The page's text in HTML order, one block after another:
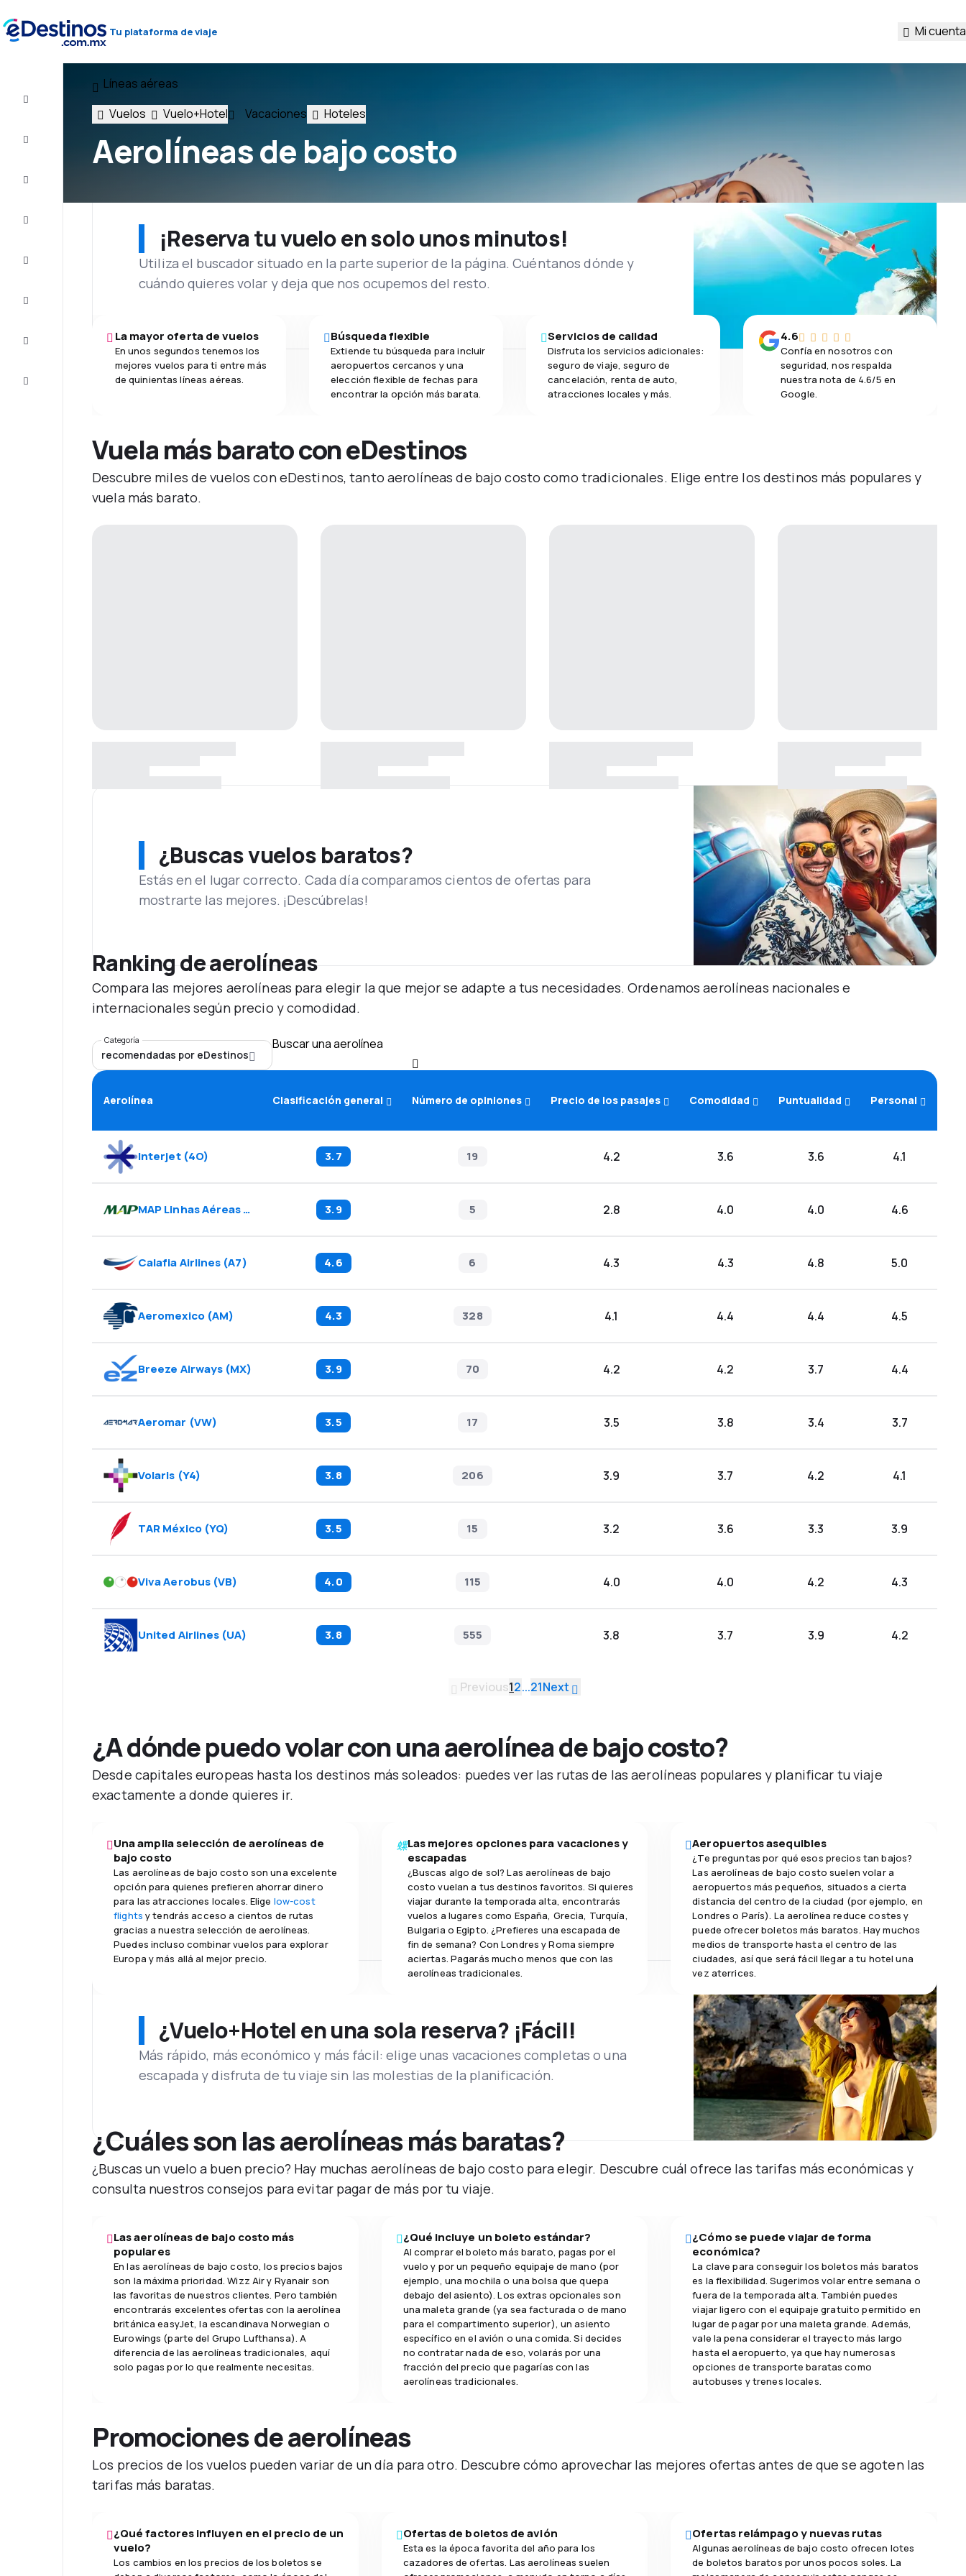
Tu plataforma de viaje Mi cuenta
Líneas aéreas
Aerolíneas de bajo costo
Vuelos Vuelo+Hotel Vacaciones Hoteles
¡Reserva tu vuelo en solo unos minutos!
Utiliza el buscador situado en la parte superior de la página. Cuéntanos dónde y
cuándo quieres volar y deja que nos ocupemos del resto.
La mayor oferta de vuelos
En unos segundos tenemos los
mejores vuelos para ti entre más
de quinientas líneas aéreas.
Búsqueda flexible
Extiende tu búsqueda para incluir
aeropuertos cercanos y una
elección flexible de fechas para
encontrar la opción más barata.
Servicios de calidad
Disfruta los servicios adicionales:
seguro de viaje, seguro de
cancelación, renta de auto,
atracciones locales y más.
4.6
Confía en nosotros con
seguridad, nos respalda
nuestra nota de 4.6/5 en
Google.
Vuela más barato con eDestinos
Descubre miles de vuelos con eDestinos, tanto aerolíneas de bajo costo como tradicionales. Elige entre los destinos más populares y
vuela más barato.
¿Buscas vuelos baratos?
Estás en el lugar correcto. Cada día comparamos cientos de ofertas para
mostrarte las mejores. ¡Descúbrelas!
Ranking de aerolíneas
Compara las mejores aerolíneas para elegir la que mejor se adapte a tus necesidades. Ordenamos aerolíneas nacionales e
internacionales según precio y comodidad.
Categoría
recomendadas por eDestinos
Buscar una aerolínea
Aerolínea Clasificación general Número de opiniones Precio de los pasajes Comodidad Puntualidad Personal
Interjet(4O) 3.7 19 4.2 3.6 3.6 4.1
MAP Linhas Aéreas 7M 3.9 5 2.8 4.0 4.0 4.6
Calafia Airlines (A7) 4.6 6 4.3 4.3 4.8 5.0
Aeromexico(AM) 4.3 328 4.1 4.4 4.4 4.5
Breeze Airways (MX) 3.9 70 4.2 4.2 3.7 4.4
Aeromar (VW) 3.5 17 3.5 3.8 3.4 3.7
Volaris (Y4) 3.8 206 3.9 3.7 4.2 4.1
TAR México(YQ) 3.5 15 3.2 3.6 3.3 3.9
Viva Aerobus(VB) 4.0 115 4.0 4.0 4.2 4.3
United Airlines (UA) 3.8 555 3.8 3.7 3.9 4.2
Previous12...21Next
¿A dónde puedo volar con una aerolínea de bajo costo?
Desde capitales europeas hasta los destinos más soleados: puedes ver las rutas de las aerolíneas populares y planificar tu viaje
exactamente a donde quieres ir.
Una amplia selección de aerolíneas de
bajo costo
Las aerolíneas de bajo costo son una excelente
opción para quienes prefieren ahorrar dinero
para las atracciones locales. Elige low-cost
flights y tendrás acceso a cientos de rutas
gracias a nuestra selección de aerolíneas.
Puedes incluso combinar vuelos para explorar
Europa y más allá al mejor precio.
Las mejores opciones para vacaciones y
escapadas
¿Buscas algo de sol? Las aerolíneas de bajo
costo vuelan a tus destinos favoritos. Si quieres
viajar durante la temporada alta, encontrarás
vuelos a lugares como España, Grecia, Turquía,
Bulgaria o Egipto. ¿Prefieres una escapada de
fin de semana? Con Londres y Roma siempre
aciertas. Pagarás mucho menos que con las
aerolíneas tradicionales.
Aeropuertos asequibles
¿Te preguntas por qué esos precios tan bajos?
Las aerolíneas de bajo costo suelen volar a
aeropuertos más pequeños, situados a cierta
distancia del centro de la ciudad (por ejemplo, en
Londres o París). La aerolínea reduce costes y
puede ofrecer boletos más baratos. Hay muchos
medios de transporte hasta el centro de las
ciudades, así que será fácil llegar a tu hotel una
vez aterrices.
¿Vuelo+Hotel en una sola reserva? ¡Fácil!
Más rápido, más económico y más fácil: elige unas vacaciones completas o una
escapada y disfruta de tu viaje sin las molestias de la planificación.
¿Cuáles son las aerolíneas más baratas?
¿Buscas un vuelo a buen precio? Hay muchas aerolíneas de bajo costo para elegir. Descubre cuál ofrece las tarifas más económicas y
consulta nuestros consejos para evitar pagar de más por tu viaje.
Las aerolíneas de bajo costo más
populares
En las aerolíneas de bajo costo, los precios bajos
son la máxima prioridad. Wizz Air y Ryanair son
las favoritas de nuestros clientes. Pero también
encontrarás excelentes ofertas con la aerolínea
británica easyJet, la escandinava Norwegian o
Eurowings (parte del Grupo Lufthansa). A
diferencia de las aerolíneas tradicionales, aquí
solo pagas por lo que realmente necesitas.
¿Qué incluye un boleto estándar?
Al comprar el boleto más barato, pagas por el
vuelo y por un pequeño equipaje de mano (por
ejemplo, una mochila o una bolsa que quepa
debajo del asiento). Los extras opcionales son
una maleta grande (ya sea facturada o de mano
para el compartimento superior), un asiento
específico en el avión o una comida. Si decides
no contratar nada de eso, volarás por una
fracción del precio que pagarías con las
aerolíneas tradicionales.
¿Cómo se puede viajar de forma
económica?
La clave para conseguir los boletos más baratos
es la flexibilidad. Sugerimos volar entre semana o
fuera de la temporada alta. También puedes
viajar ligero con el equipaje gratuito permitido en
lugar de pagar por una maleta grande. Además,
vale la pena considerar el trayecto más largo
hasta el aeropuerto, ya que hay numerosas
opciones de transporte baratas como
autobuses y trenes locales.
Promociones de aerolíneas
Los precios de los vuelos pueden variar de un día para otro. Descubre cómo aprovechar las mejores ofertas antes de que se agoten las
tarifas más baratas.
¿Qué factores influyen en el precio de un
vuelo?
Los cambios en los precios de los boletos se
Ofertas de boletos de avión
Esta es la época favorita del año para los
cazadores de ofertas. Las aerolíneas suelen
Ofertas relámpago y nuevas rutas
Algunas aerolíneas de bajo costo ofrecen lotes
de boletos baratos por unos pocos soles. La